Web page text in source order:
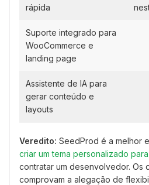
rápida
Suporte integrado para
WooCommerce e
landing page
Assistente de IA para
gerar conteúdo e
layouts
Veredito: SeedProd é a melhor
criar um tema personalizado
contratar um desenvolvedor. Os
comprovam a alegação de